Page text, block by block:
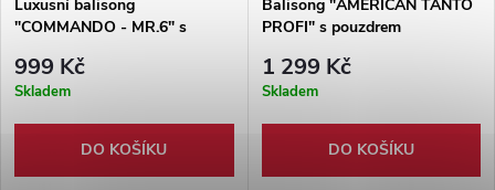
Luxusní balisong
"COMMANDO - MR.6" s
999 Kč
Skladem
DO KOŠÍKU
Balisong "AMERICAN TANTO
PROFI" s pouzdrem
1 299 Kč
Skladem
DO KOŠÍKU